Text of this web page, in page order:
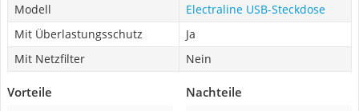
Modell
Electraline USB-Steckdose
Mit Überlastungsschutz
Ja
Mit Netzfilter
Nein
Vorteile Nachteile